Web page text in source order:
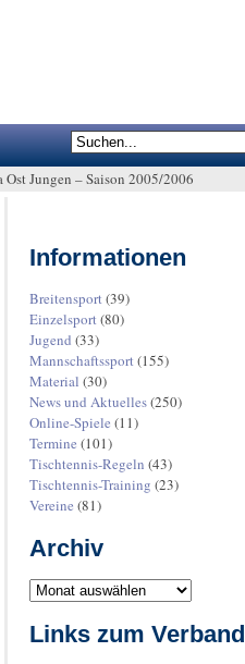
Jungen – Saison 2005/2006
Informationen
Breitensport(39)
Einzelsport(80)
Jugend (33)
Mannschaftssport(155)
Material (30)
News und Aktuelles(250)
Online-Spiele (11)
Termine (101)
Tischtennis-Regeln (43)
Tischtennis-Training (23)
Vereine (81)
Archiv
Links zum Verband